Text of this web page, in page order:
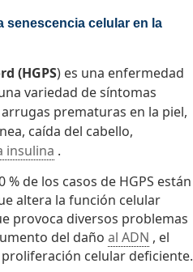
senescencia celular en la
(HGPS) es una enfermedad
variedad de síntomas
prematuras en la piel,
caída del cabello,
insulina .
de los casos de HGPS están
altera la función celular
provoca diversos problemas
del daño al ADN , el
celular deficiente.